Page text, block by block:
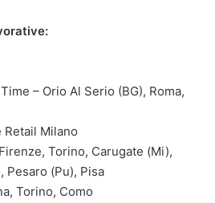
– Orio Al Serio (BG), Roma,
Retail Milano
Torino, Carugate (Mi),
Pesaro (Pu), Pisa
Torino, Como